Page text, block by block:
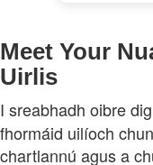
Meet Your
Uirlis
I sreabhadh oibre
fhormáid uilíoch
chartlannú agus a